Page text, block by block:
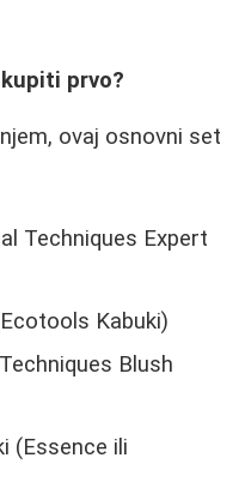
prvo?
ovaj osnovni set
Techniques Expert
Kabuki)
Blush
(Essence ili